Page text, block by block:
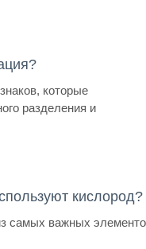
которые
разделения и
кислород?
самых важных